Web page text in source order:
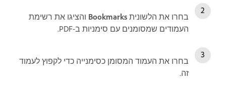
בחרו את הלשונית Bookmarks והציגו את רשימת
העמודים שמסומנים עם סימניות ב-PDF.
בחרו את העמוד המסומן כסימנייה כדי לקפוץ לעמוד
זה.